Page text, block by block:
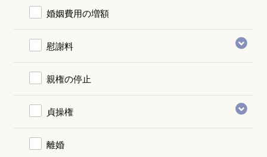
婚姻費用の増額
慰謝料
親権の停止
貞操権
離婚